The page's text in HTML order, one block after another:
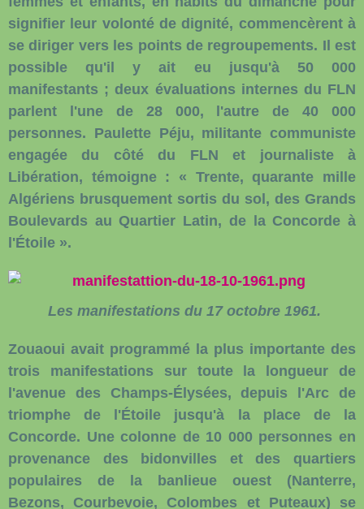
signifier leur volonté de dignité, commencèrent à
se diriger vers les points de regroupements. Il est
possible qu'il y ait eu jusqu'à 50 000
manifestants ; deux évaluations internes du FLN
parlent l'une de 28 000, l'autre de 40 000
personnes. Paulette Péju, militante communiste
engagée du côté du FLN et journaliste à
Libération, témoigne : « Trente, quarante mille
Algériens brusquement sortis du sol, des Grands
Boulevards au Quartier Latin, de la Concorde à
l'Étoile ».
Les manifestations du 17 octobre 1961.
Zouaoui avait programmé la plus importante des
trois manifestations sur toute la longueur de
l'avenue des Champs-Élysées, depuis l'Arc de
triomphe de l'Étoile jusqu'à la place de la
Concorde. Une colonne de 10 000 personnes en
provenance des bidonvilles et des quartiers
populaires de la banlieue ouest (Nanterre,
Bezons, Courbevoie, Colombes et Puteaux) se